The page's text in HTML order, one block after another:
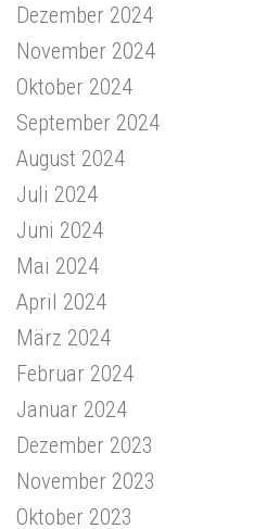
Dezember 2024
November 2024
Oktober 2024
September 2024
August 2024
Juli 2024
Juni 2024
Mai 2024
April 2024
März 2024
Februar 2024
Januar 2024
Dezember 2023
November 2023
Oktober 2023